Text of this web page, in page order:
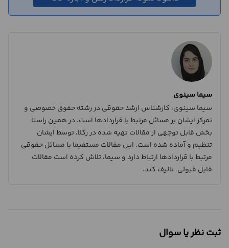
سیما سینوی
سیما سینوی، کارشناس ارشد حقوقی در رشته حقوق خصوصی و
تمرکز ایشان بر مسائل مرتبط با قراردادها است. در همین راستا،
بخش قابل توجهی از مقالات تهیه شده در رکلا، توسط ایشان
تنظیم و آماده شده است. این مقالات مستقیما با مسائل حقوقی
مرتبط با قراردادها ارتباط دارد و سیما، تلاش کرده است مقالات
قابل قبولی، تالیف کند.
ثبت نظر یا سوال